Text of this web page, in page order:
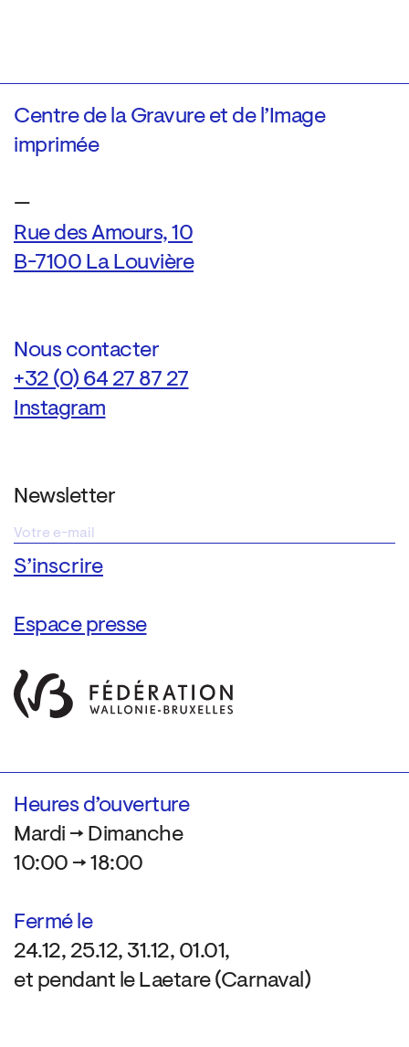
Centre de la Gravure et de l’Image
imprimée
—
Rue des Amours, 10
B-7100 La Louvière
Nous contacter
+32 (0) 64 27 87 27
Instagram
Newsletter
Espace presse
Heures d’ouverture
Mardi → Dimanche
10:00 → 18:00
Fermé le
24.12, 25.12, 31.12, 01.01,
et pendant le Laetare (Carnaval)